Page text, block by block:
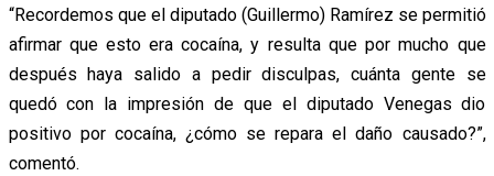
“Recordemos que el diputado (Guillermo) Ramírez se permitió
afirmar que esto era cocaína, y resulta que por mucho que
después haya salido a pedir disculpas, cuánta gente se
quedó con la impresión de que el diputado Venegas dio
positivo por cocaína, ¿cómo se repara el daño causado?”,
comentó.